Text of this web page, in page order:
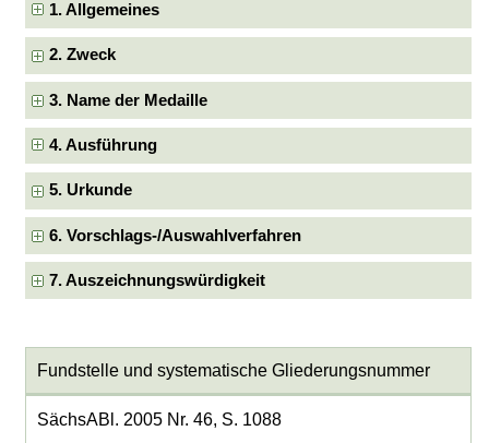
1. Allgemeines
2. Zweck
3. Name der Medaille
4. Ausführung
5. Urkunde
6. Vorschlags-/Auswahlverfahren
7. Auszeichnungswürdigkeit
Fundstelle und systematische Gliederungsnummer
SächsABl. 2005 Nr. 46, S. 1088